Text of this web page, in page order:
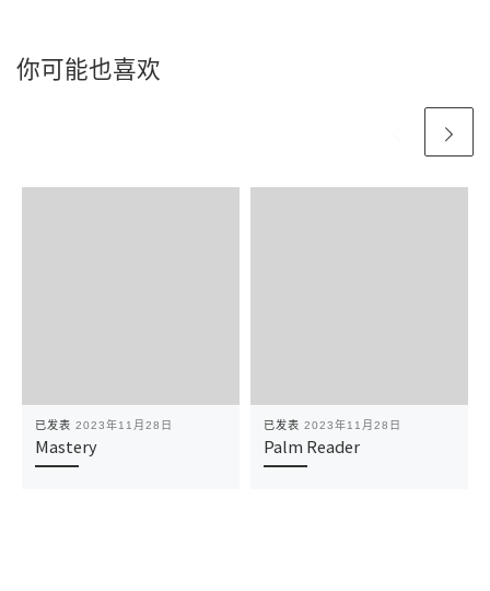
你可能也喜欢
已发表 2023年11月28日
Mastery
已发表 2023年11月28日
Palm Reader